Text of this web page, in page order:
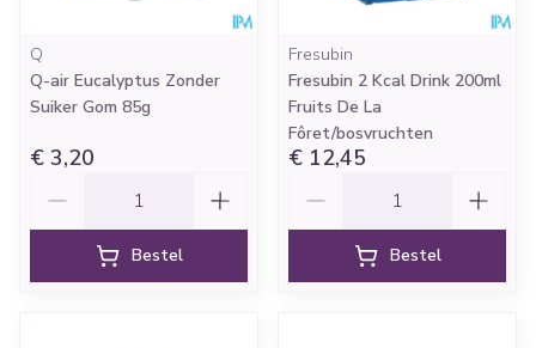
Q
Q-air Eucalyptus Zonder
Suiker Gom 85g
€ 3,20
Bestel
Fresubin
Fresubin 2 Kcal Drink 200ml
Fruits De La
Fôret/bosvruchten
€ 12,45
Bestel